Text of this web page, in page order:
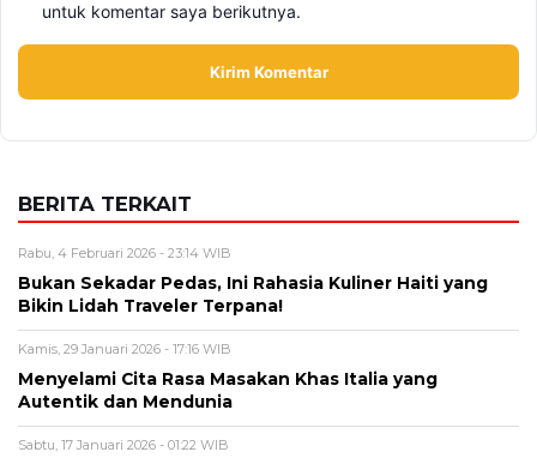
untuk komentar saya berikutnya.
BERITA TERKAIT
Rabu, 4 Februari 2026 - 23:14 WIB
Bukan Sekadar Pedas, Ini Rahasia Kuliner Haiti yang
Bikin Lidah Traveler Terpana!
Kamis, 29 Januari 2026 - 17:16 WIB
Menyelami Cita Rasa Masakan Khas Italia yang
Autentik dan Mendunia
Sabtu, 17 Januari 2026 - 01:22 WIB